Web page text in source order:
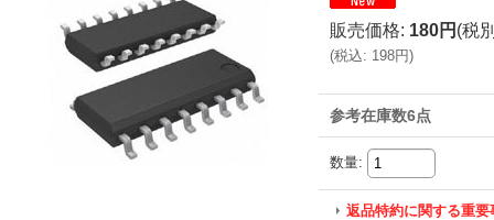
販売価格: 180円 (税
(税込: 198円)
参考在庫数6点
数量:
返品特約に関する重要